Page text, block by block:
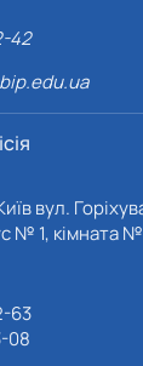
42
вул.
№ 1, кімната №
63
08